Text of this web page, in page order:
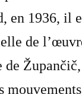
en 1936, il
de
de